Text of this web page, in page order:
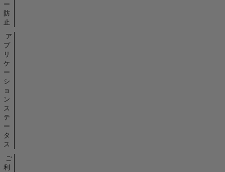
ー
防
止
ア
プ
リ
ケ
ー
シ
ョ
ン
ス
テ
ー
タ
ス
ご
利